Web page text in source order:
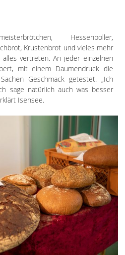
Hessenboller,
Krustenbrot und vieles mehr
vertreten. An jeder einzelnen
mit einem Daumendruck die
Geschmack getestet. „Ich
sage natürlich auch was besser
Isensee.